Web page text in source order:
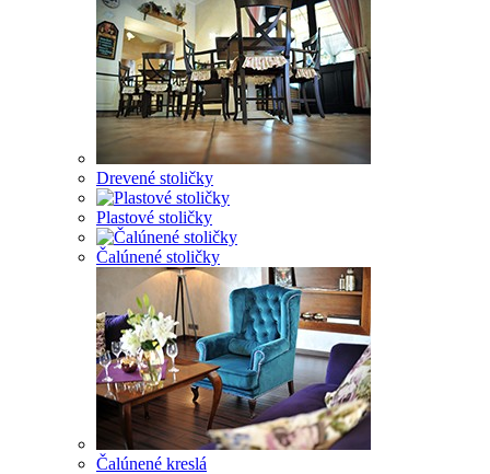
Drevené stoličky
Plastové stoličky
Čalúnené stoličky
Čalúnené kreslá